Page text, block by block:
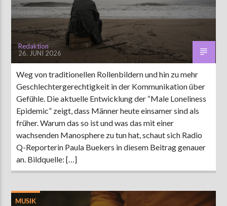
Redaktion
26. JUNI 2026
Weg von traditionellen Rollenbildern und hin zu mehr
Geschlechtergerechtigkeit in der Kommunikation über
Gefühle. Die aktuelle Entwicklung der “Male Loneliness
Epidemic” zeigt, dass Männer heute einsamer sind als
früher. Warum das so ist und was das mit einer
wachsenden Manosphere zu tun hat, schaut sich Radio
Q-Reporterin Paula Buekers in diesem Beitrag genauer
an. Bildquelle: […]
MUSIK